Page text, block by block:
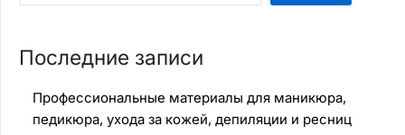
Последние записи
Профессиональные материалы для маникюра,
педикюра, ухода за кожей, депиляции и ресниц